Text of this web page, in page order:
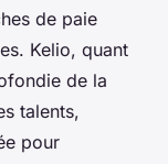
de paie
Kelio, quant
de la
talents,
pour